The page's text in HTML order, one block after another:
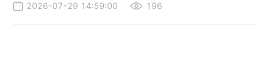
2026-07-29 14:59:00 196